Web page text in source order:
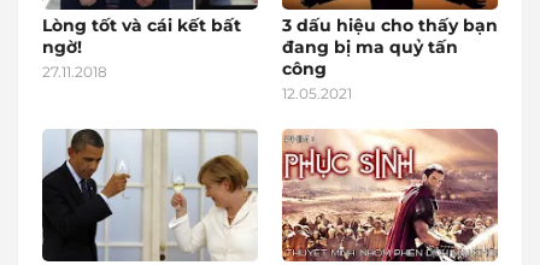
Lòng tốt và cái kết bất
ngờ!
27.11.2018
3 dấu hiệu cho thấy bạn
đang bị ma quỷ tấn
công
12.05.2021